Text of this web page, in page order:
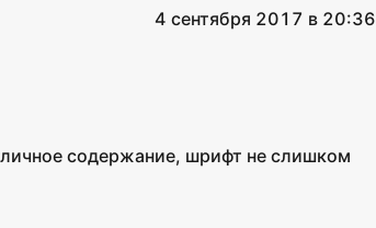
4 сентября 2017 в 20:36
содержание, шрифт не слишком